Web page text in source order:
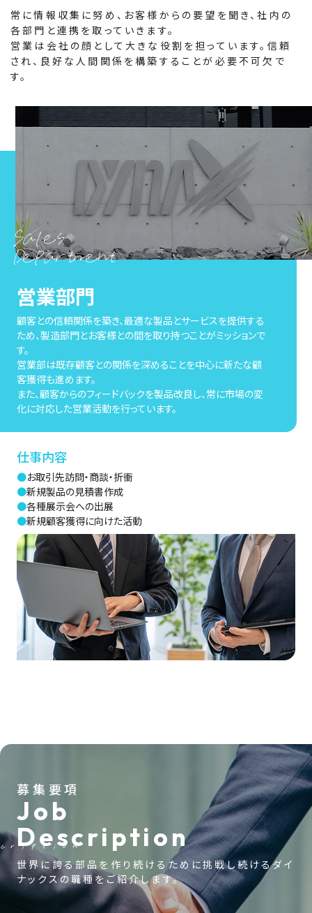
常に情報収集に努め、お客様からの要望を聞き、社内の
各部門と連携を取っていきます。
営業は会社の顔として大きな役割を担っています。信頼
され、良好な人間関係を構築することが必要不可欠で
す。
営業部門
顧客との信頼関係を築き、最適な製品とサービスを提供する
ため、製造部門とお客様との間を取り持つことがミッションで
す。
営業部は既存顧客との関係を深めることを中心に新たな顧
客獲得も進めます。
また、顧客からのフィードバックを製品改良し、常に市場の変
化に対応した営業活動を行っています。
Sales
Department
仕事内容
●お取引先訪問・商談・折衝
●新規製品の見積書作成
●各種展示会への出展
●新規顧客獲得に向けた活動
募集要項
Job
Description
世界に誇る部品を作り続けるために挑戦し続けるダイ
ナックスの職種をご紹介します。